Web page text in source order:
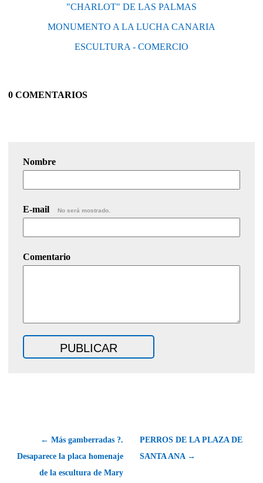
"CHARLOT" DE LAS PALMAS
MONUMENTO A LA LUCHA CANARIA
ESCULTURA - COMERCIO
0 COMENTARIOS
Nombre
E-mail No será mostrado.
Comentario
← Más gamberradas ?.
Desaparece la placa homenaje
de la escultura de Mary
PERROS DE LA PLAZA DE
SANTA ANA →